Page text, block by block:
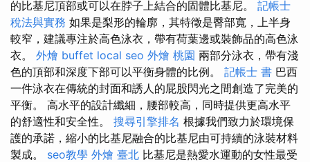
的比基尼頂部或可以在脖子上結合的固體比基尼。 記帳士
稅法與實務 如果是梨形的輪廓，其特徵是臀部寬，上半身
較窄，建議專注於高色泳衣，帶有荷葉邊或裝飾品的高色泳
衣。 外燴 buffet local seo 外燴 桃園 兩部分泳衣，帶有淺
色的頂部和深度下部可以平衡身體的比例。 記帳士 書 巴西
一件泳衣在傳統的封面和誘人的屁股閃光之間創造了完美的
平衡。 高水平的設計纖細，腰部較高，同時提供更高水平
的舒適性和安全性。 搜尋引擎排名 根據我們致力於環境保
護的承諾，縮小的比基尼融合的比基尼由可持續的泳裝材料
製成。 seo教學 外燴 臺北 比基尼是熱愛水運動的女性最受